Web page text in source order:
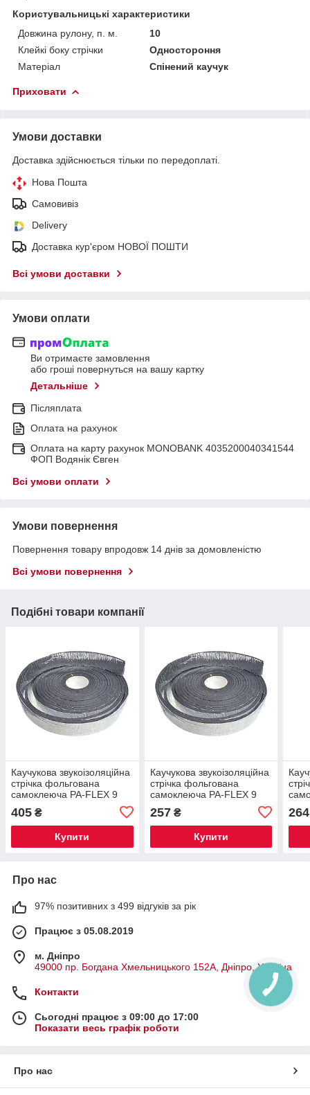
Користувальницькі характеристики
Довжина рулону, п. м.
10
Клейкі боку стрічки
Одностороння
Матеріал
Спінений каучук
Приховати
Умови доставки
Доставка здійснюється тільки по передоплаті.
Нова Пошта
Самовивіз
Delivery
Доставка кур'єром НОВОЇ ПОШТИ
Всі умови доставки
Умови оплати
Ви отримаєте замовлення
або гроші повернуться на вашу картку
Детальніше
Післяплата
Оплата на рахунок
Оплата на карту рахунок MONOBANK 4035200040341544
ФОП Водянік Євген
Всі умови оплати
Умови повернення
Повернення товару впродовж 14 днів за домовленістю
Всі умови повернення
Подібні товари компанії
Каучукова звукоізоляційна
стрічка фольгована
самоклеюча PA-FLEX 9
405 ₴
Купити
Каучукова звукоізоляційна
стрічка фольгована
самоклеюча PA-FLEX 9
257₴
Купити
264
Про нас
97% позитивних з 499 відгуків за рік
Працює з 05.08.2019
м. Дніпро
49000 пр. Богдана Хмельницького 152А, Дніпро, Україна
Контакти
Сьогодні працює з 09:00 до 17:00
Показати весь графік роботи
Про нас